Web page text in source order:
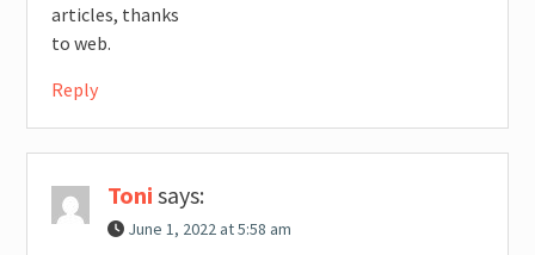
articles, thanks
to web.
Reply
Toni says:
June 1, 2022 at 5:58 am